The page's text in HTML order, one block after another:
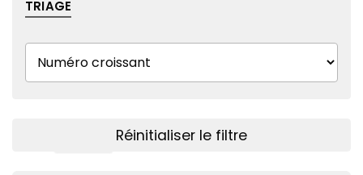
TRIAGE
Afficher le filtre
Réinitialiser le filtre